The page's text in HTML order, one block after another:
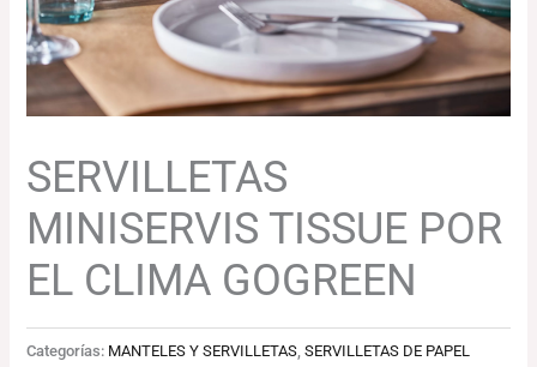
SERVILLETAS
MINISERVIS TISSUE POR
EL CLIMA GOGREEN
Categorías: MANTELES Y SERVILLETAS ,SERVILLETAS DE PAPEL
cantidad